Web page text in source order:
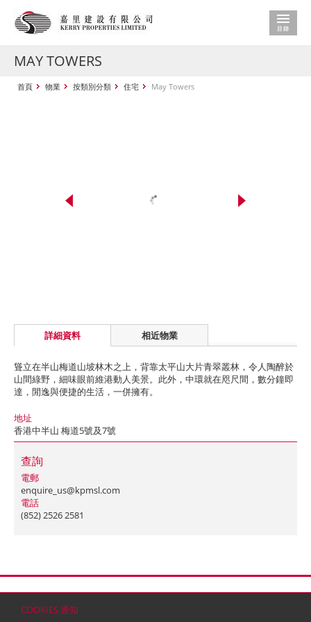
COOKIES 通知
MAY TOWERS
首頁 物業 按類別分類 住宅 May Towers
詳細資料 相近物業
聳立在半山梅道山坡林木之上，背靠太平山大片青翠叢林，令人陶醉於
山間綠野，細味眼前維港動人美景。此外，中環就在咫尺間，數分鐘即
達，閒逸與便捷的生活，一併擁有。
地址
香港中半山 梅道5號及7號
查詢
電郵
enquire_us@kpmsl.com
電話
(852) 2526 2581
© 2026 嘉里建設有限公司 (於百慕達註冊成立之有限公司)